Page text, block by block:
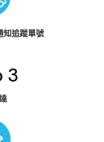
知追蹤單號
3